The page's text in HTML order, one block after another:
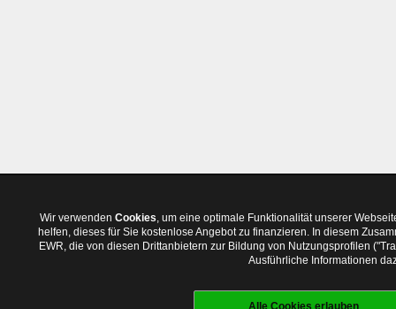
Wir verwenden Cookies, um eine optimale Funktionalität unserer
helfen, dieses für Sie kostenlose Angebot zu finanzieren. In diesem
EWR, die von diesen Drittanbietern zur Bildung von Nutzungsprofilen
Ausführliche Informationen
Alle Cookies erlauben